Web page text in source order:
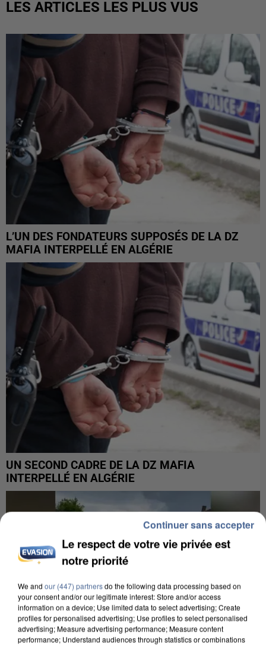
LES ARTICLES LES PLUS VUS
L’UN DES FONDATEURS SUPPOSÉS DE LA DZ
MAFIA INTERPELLÉ EN ALGÉRIE
UN SECOND CADRE DE LA DZ MAFIA
INTERPELLÉ EN ALGÉRIE
Le respect de votre vie privée est
notre priorité
We and our (447) partnersdo the following data processing based on
your consent and/or our legitimate interest: Store and/or access
information on a device; Use limited data to select advertising; Create
profiles for personalised advertising; Use profiles to select personalised
advertising; Measure advertising performance; Measure content
performance; Understand audiences through statistics or combinations
Continuer sans accepter